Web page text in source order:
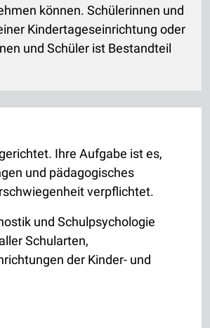
können. Schülerinnen und
Kindertageseinrichtung oder
und Schüler ist Bestandteil
Ihre Aufgabe ist es,
und pädagogisches
verpflichtet.
und Schulpsychologie
Schularten,
der Kinder- und